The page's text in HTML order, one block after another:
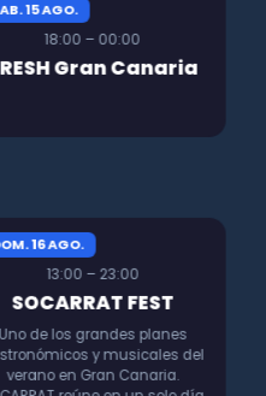
15 AGO.
18:00 – 00:00
Gran Canaria
16 AGO.
13:00 – 23:00
SOCARRAT FEST
Uno de los grandes planes
y musicales del
verano en Gran Canaria.